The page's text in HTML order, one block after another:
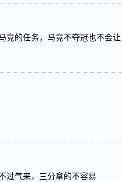
竞的任务，马竞不夺冠也不会
过气来，三分拿的不容易